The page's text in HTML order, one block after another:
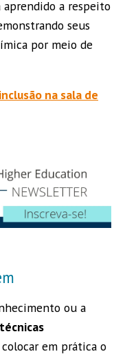
a respeito
seus
por meio de
na sala de
ou a
técnicas
em prática o